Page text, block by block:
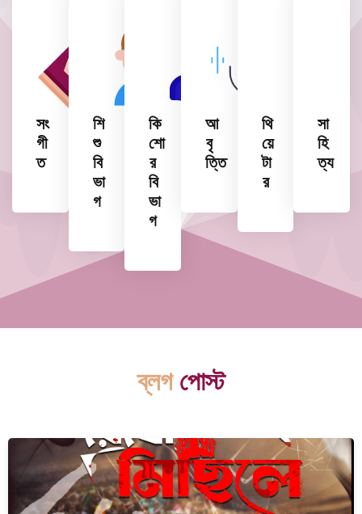
সং
গী
ত
শি
শু
বি
ভা
গ
কি
শো
র
বি
ভা
গ
আ
বৃ
ত্তি
থি
য়ে
টা
র
সা
হি
ত্য
ব্লগ পোস্ট